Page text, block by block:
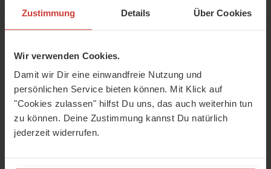
Zustimmung Details Über Cookies
Wir verwenden Cookies.
Damit wir Dir eine einwandfreie Nutzung und
persönlichen Service bieten können. Mit Klick auf
"Cookies zulassen" hilfst Du uns, das auch weiterhin tun
zu können. Deine Zustimmung kannst Du natürlich
jederzeit widerrufen.
Standhaft, geerdet und in sich ruhend – diese Qualitäten
üben wir in der Baum Yoga-Pose. Worauf Du beim Üben
achten solltest, erfährst Du in dieser Anleitung. Kennst Du
schon diese Tipps für Balance und Variationen?